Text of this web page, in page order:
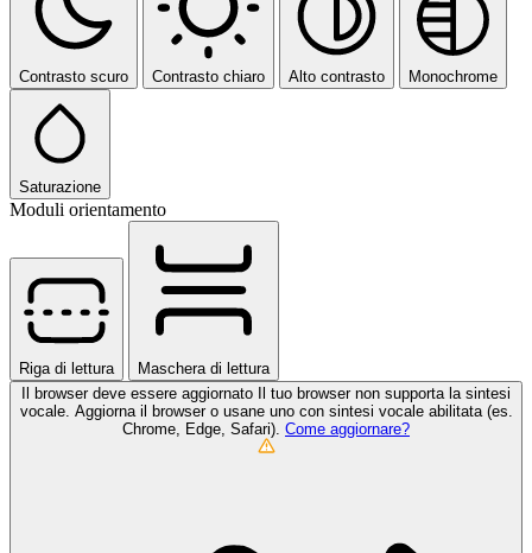
Contrasto scuro Contrasto chiaro Alto contrasto Monochrome
Saturazione
Moduli orientamento
Riga di lettura
Maschera di lettura
Il browser deve essere aggiornato Il tuo browser non supporta la sintesi
vocale. Aggiorna il browser o usane uno con sintesi vocale abilitata (es.
Chrome, Edge, Safari). Come aggiornare?